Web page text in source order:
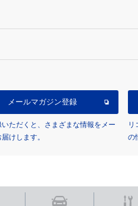
メールマガジン登録
いただくと、さまざまな情報をメー
けします。
リ
の